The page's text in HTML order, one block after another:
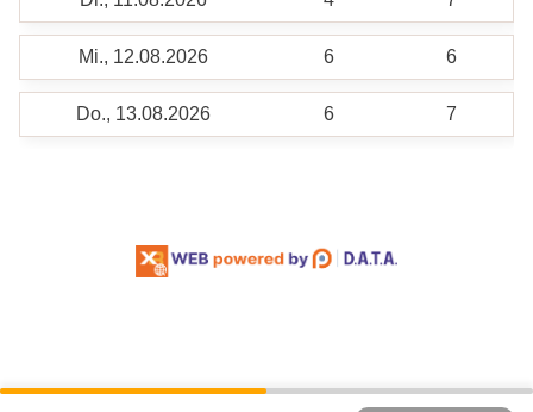
Mi., 12.08.2026 6 6
Do., 13.08.2026 6 7